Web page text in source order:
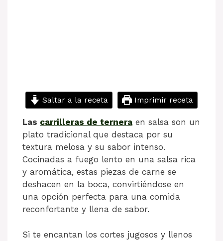
Saltar a la receta Imprimir receta
Las carrilleras de ternera en salsa son un
plato tradicional que destaca por su
textura melosa y su sabor intenso.
Cocinadas a fuego lento en una salsa rica
y aromática, estas piezas de carne se
deshacen en la boca, convirtiéndose en
una opción perfecta para una comida
reconfortante y llena de sabor.
Si te encantan los cortes jugosos y llenos